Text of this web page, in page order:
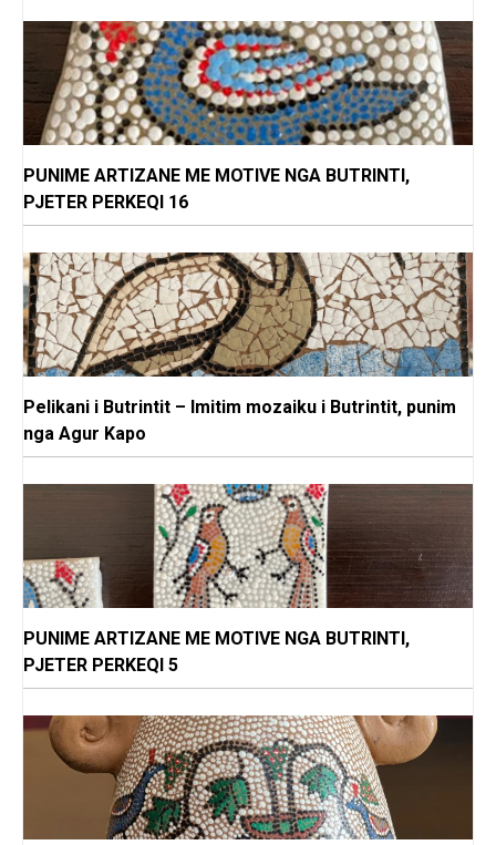
PUNIME ARTIZANE ME MOTIVE NGA BUTRINTI,
PJETER PERKEQI 16
Pelikani i Butrintit – Imitim mozaiku i Butrintit, punim
nga Agur Kapo
PUNIME ARTIZANE ME MOTIVE NGA BUTRINTI,
PJETER PERKEQI 5